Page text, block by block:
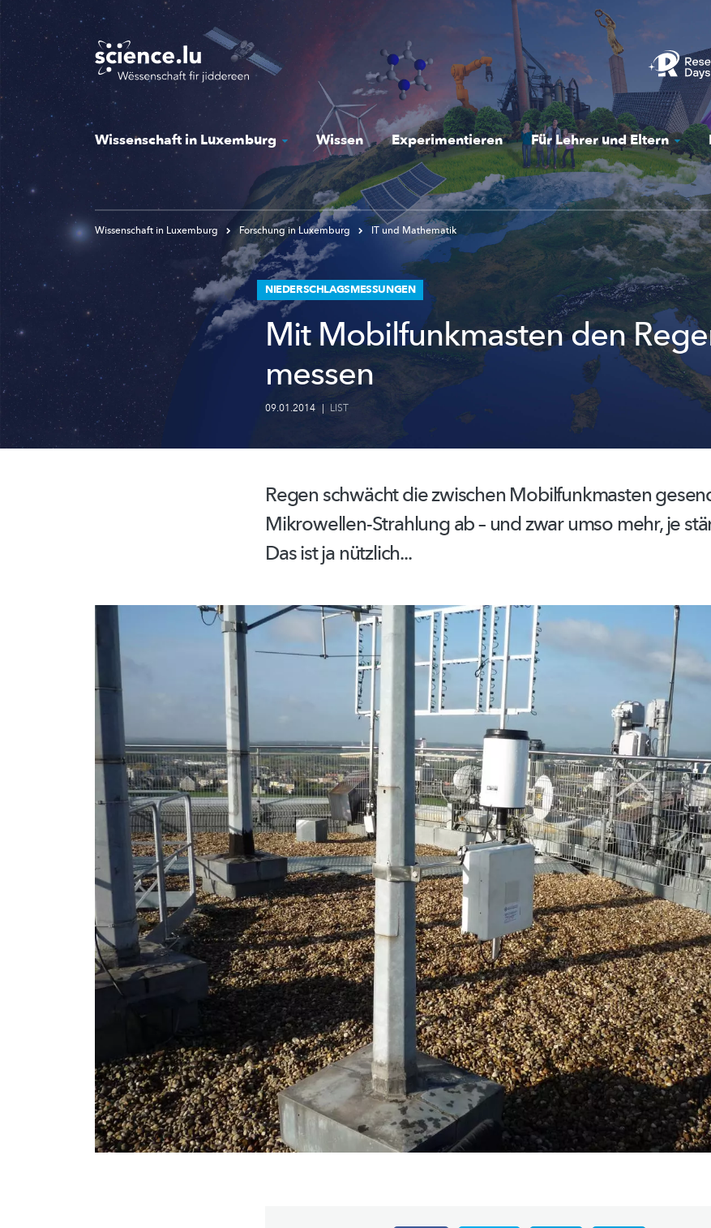
Skip
to
main
content
Wissenschaft in Luxemburg Wissen Experimentieren Für Lehrer und Eltern
Wissenschaft in Luxemburg Forschung in Luxemburg IT und Mathematik
NIEDERSCHLAGSMESSUNGEN
Mit Mobilfunkmasten den
messen
09.01.2014 | LIST
Regen schwächt die zwischen Mobilfunkmasten
Mikrowellen-Strahlungab – und zwar umso mehr, je
Das ist ja nützlich...